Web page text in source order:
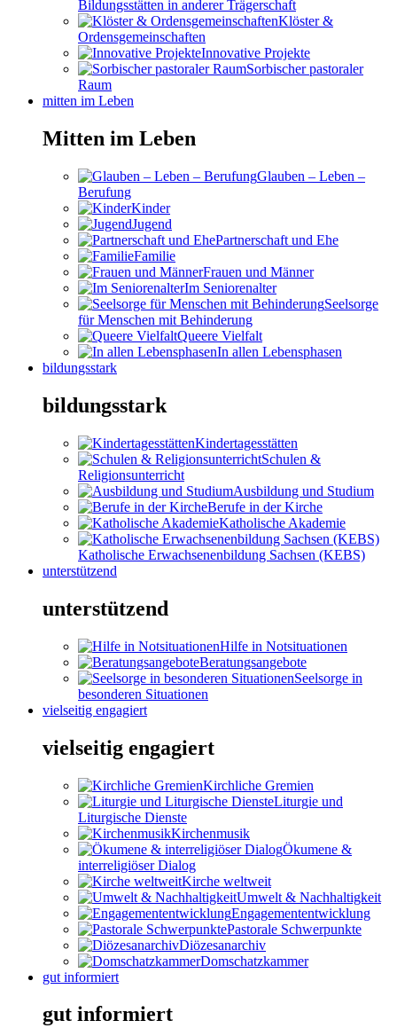
Bildungsstätten in anderer Trägerschaft
Klöster &
Ordensgemeinschaften
Innovative Projekte
Sorbischer pastoraler
Raum
mitten im Leben
Mitten im Leben
Glauben – Leben –
Berufung
Kinder
Jugend
Partnerschaft und Ehe
Familie
Frauen und Männer
Im Seniorenalter
Seelsorge
für Menschen mit Behinderung
Queere Vielfalt
In allen Lebensphasen
bildungsstark
bildungsstark
Kindertagesstätten
Schulen &
Religionsunterricht
Ausbildung und Studium
Berufe in der Kirche
Katholische Akademie
Katholische Erwachsenenbildung Sachsen (KEBS)
unterstützend
unterstützend
Hilfe in Notsituationen
Beratungsangebote
Seelsorge in
besonderen Situationen
vielseitig engagiert
vielseitig engagiert
Kirchliche Gremien
Liturgie und
Liturgische Dienste
Kirchenmusik
Ökumene &
interreligiöser Dialog
Kirche weltweit
Umwelt & Nachhaltigkeit
Engagemententwicklung
Pastorale Schwerpunkte
Diözesanarchiv
Domschatzkammer
gut informiert
gut informiert